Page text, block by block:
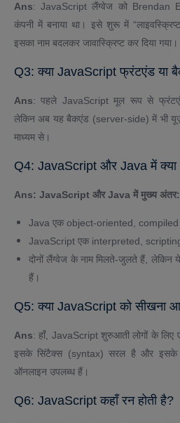
Ans: JavaScript लैंग्वेज को Brendan
कंपनी में बनाया था। इसे शुरू में
इसका नाम बदलकर जावास्क्रिप्ट कर दिया गया।
Q3: क्या JavaScript फ्रंटएंड या
Ans: पहले JavaScript मूल रूप से
लेकिन अब यह बैकएंड (server-side) में भी
माध्यम से।
Q4: JavaScript और Java में
Ans: JavaScript और Java में मुख्य अंतर:
Java एक object-oriented,
JavaScript एक interpreted,
दोनों लैंग्वेज के नाम मिलते-जुलते हैं, लेकिन
हैं।
Q5: क्या JavaScript को सीखना
Ans: हाँ, JavaScript शुरुआती लोगों के लिए
इसके सिंटैक्स (syntax) सरल है और इसके
ऑनलाइन उपलब्ध हैं।
Q6: JavaScript कहाँ रन होती है?